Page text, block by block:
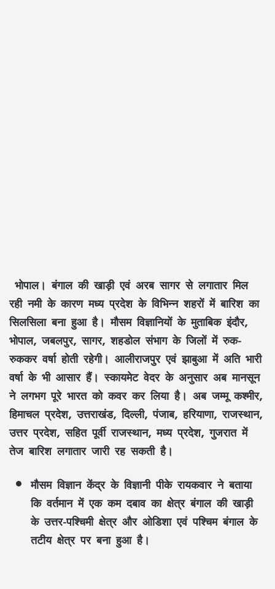
भोपाल।बंगाल की खाड़ी एवं अरब सागर से लगातार मिल
रही नमी के कारण मध्य प्रदेश के विभिन्न शहरों में बारिश का
सिलसिला बना हुआ है। मौसम विज्ञानियों के मुताबिक इंदौर,
भोपाल, जबलपुर, सागर, शहडोल संभाग के जिलों में रुक-
रुककर वर्षा होती रहेगी। आलीराजपुर एवं झाबुआ में अति भारी
वर्षा के भी आसार हैं। स्‍कायमेट वेदर के अनुसार अब मानसून
ने लगभग पूरे भारत को कवर कर लिया है। अब जम्मू कश्मीर,
हिमाचल प्रदेश, उत्तराखंड, दिल्ली, पंजाब, हरियाणा, राजस्थान,
उत्तर प्रदेश, सहित पूर्वी राजस्थान, मध्य प्रदेश, गुजरात में
तेज बारिश लगातार जारी रह सकती है।
मौसम विज्ञान केंद्र के विज्ञानी पीके रायकवार ने बताया
कि वर्तमान में एक कम दबाव का क्षेत्र बंगाल की खाड़ी
के उत्तर-पश्चिमी क्षेत्र और ओडिशा एवं पश्चिम बंगाल के
तटीय क्षेत्र पर बना हुआ है।